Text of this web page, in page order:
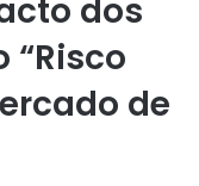
dos
“Risco
de